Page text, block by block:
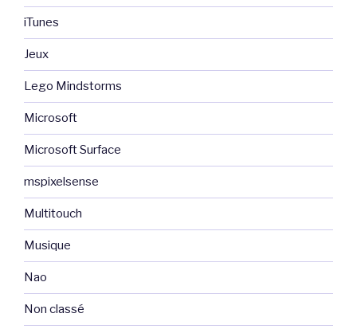
iTunes
Jeux
Lego Mindstorms
Microsoft
Microsoft Surface
mspixelsense
Multitouch
Musique
Nao
Non classé